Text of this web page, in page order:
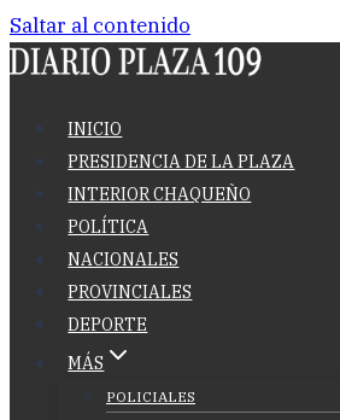
Saltar al contenido
INICIO
PRESIDENCIA DE LA PLAZA
INTERIOR CHAQUEÑO
POLÍTICA
NACIONALES
PROVINCIALES
DEPORTE
MÁS
POLICIALES